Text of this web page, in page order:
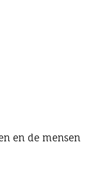
en de mensen